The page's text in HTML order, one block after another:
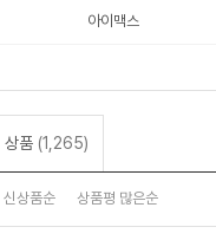
아이맥스
상품 (1,265)
신상품순 상품평 많은순